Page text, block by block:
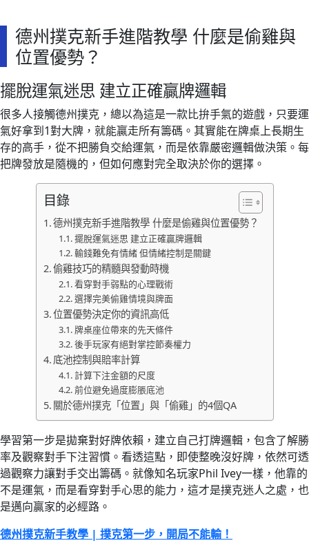
德州撲克新手進階教學 什麼是偷雞與
位置優勢？
擺脫運氣迷思 建立正確贏牌邏輯
很多人接觸德州撲克，總以為這是一款比拚手氣的遊戲，只要運
氣好拿到1對大牌，就能贏走所有籌碼。其實能在牌桌上長期生
存的高手，從不把勝負交給運氣，而是依靠嚴密邏輯做決策。每
把牌發放是隨機的，但如何應對完全取決於你的選擇。
目錄
德州撲克新手進階教學 什麼是偷雞與位置優勢？
擺脫運氣迷思 建立正確贏牌邏輯
輸錢難免有情緒 但情緒控制是關鍵
偷雞技巧的精髓與發動時機
看穿對手弱點的心理戰術
選擇完美偷雞情境與牌面
位置優勢決定你的資訊高低
牌桌座位帶來的先天條件
後手玩家有絕對掌控節奏權力
底池控制與賠率計算
計算下注金額的尺度
前位避免過度膨脹底池
關於德州撲克「位置」與「偷雞」的4個QA
學習第一步是拋棄對好牌依賴，建立自己打牌邏輯，包含了解勝
率及觀察對手下注習慣。看透這點，即使整晚沒好牌，依然可透
過觀察力讓對手交出籌碼。就像知名玩家Phil Ivey一樣，他靠的
不是運氣，而是看穿對手心思的能力，這才是撲克迷人之處，也
是邁向贏家的必經路。
德州撲克新手教學 | 撲克第一步，開局不能輸！